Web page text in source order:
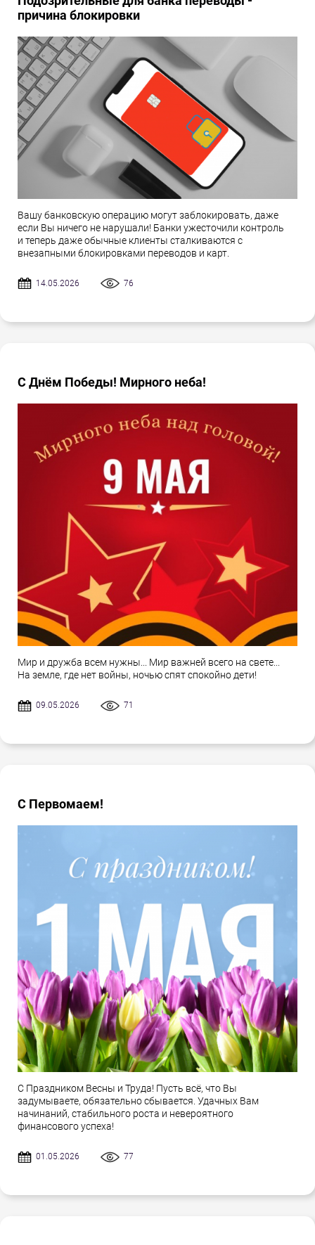
причина блокировки
Вашу банковскую операцию могут заблокировать, даже
если Вы ничего не нарушали! Банки ужесточили контроль
и теперь даже обычные клиенты сталкиваются с
внезапными блокировками переводов и карт.
14.05.2026 76
С Днём Победы! Мирного неба!
Мир и дружба всем нужны... Мир важней всего на свете...
На земле, где нет войны, ночью спят спокойно дети!
09.05.2026 71
С Первомаем!
С Праздником Весны и Труда! Пусть всё, что Вы
задумываете, обязательно сбывается. Удачных Вам
начинаний, стабильного роста и невероятного
финансового успеха!
01.05.2026 77